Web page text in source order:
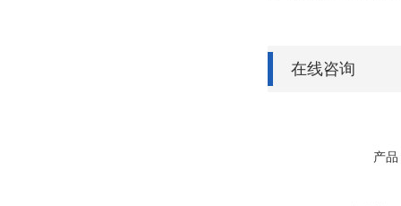
在线咨询
产品